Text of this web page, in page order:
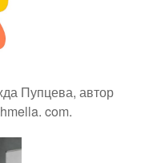
Пупцева, автор
com.